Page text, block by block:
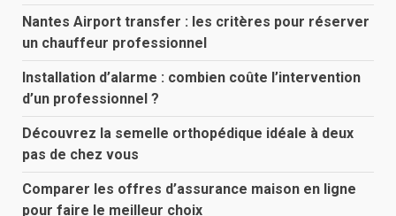
Nantes Airport transfer : les critères pour réserver
un chauffeur professionnel
Installation d’alarme : combien coûte l’intervention
d’un professionnel ?
Découvrez la semelle orthopédique idéale à deux
pas de chez vous
Comparer les offres d’assurance maison en ligne
pour faire le meilleur choix